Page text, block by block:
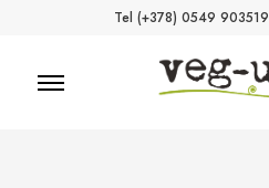
Tel (+378) 0549 903519